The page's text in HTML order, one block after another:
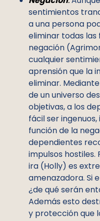
sentimientos
a una persona
eliminar todas las
negación
cualquier
aprensión que la
eliminar.
de un universo
objetivas, a los
fácil ser
función de la
dependientes
impulsos hostiles.
ira (Holly) es
amenazadora. Si
¿de qué serán
Además esto
y protección que